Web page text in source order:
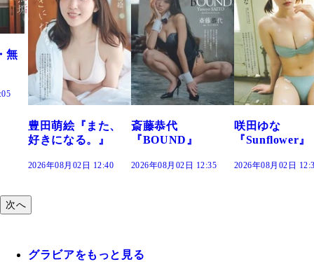
斎藤恭代
『BOUND』
2026年08月02日 12:35
咲田ゆな
『Sunflower』
2026年08月02日 12:30
藤水咲桜『花
だまり』
2026年08月02日
次へ
グラビアをもっと見る